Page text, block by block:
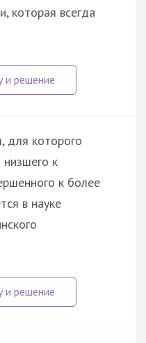
которая всегда
для которого
к
к более
в науке